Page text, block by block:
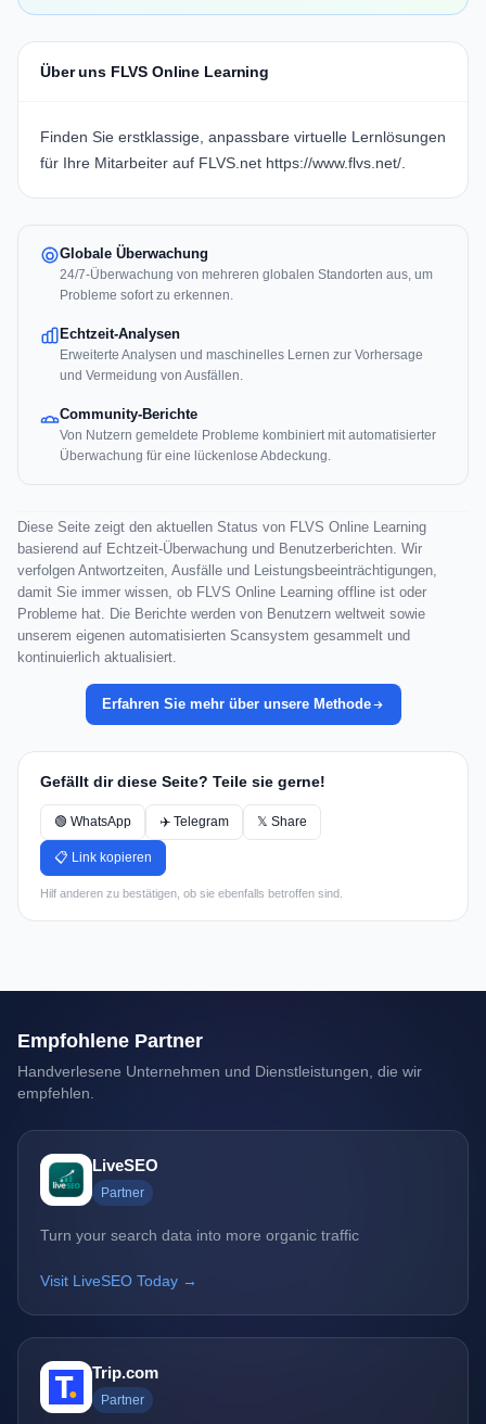
Über uns FLVS Online Learning
Finden Sie erstklassige, anpassbare virtuelle Lernlösungen
für Ihre Mitarbeiter auf FLVS.net https://www.flvs.net/.
Globale Überwachung
24/7-Überwachung von mehreren globalen Standorten aus, um
Probleme sofort zu erkennen.
Echtzeit-Analysen
Erweiterte Analysen und maschinelles Lernen zur Vorhersage
und Vermeidung von Ausfällen.
Community-Berichte
Von Nutzern gemeldete Probleme kombiniert mit automatisierter
Überwachung für eine lückenlose Abdeckung.
Diese Seite zeigt den aktuellen Status von FLVS Online Learning
basierend auf Echtzeit-Überwachung und Benutzerberichten. Wir
verfolgen Antwortzeiten, Ausfälle und Leistungsbeeinträchtigungen,
damit Sie immer wissen, ob FLVS Online Learning offline ist oder
Probleme hat. Die Berichte werden von Benutzern weltweit sowie
unserem eigenen automatisierten Scansystem gesammelt und
kontinuierlich aktualisiert.
Erfahren Sie mehr über unsere Methode
Gefällt dir diese Seite? Teile sie gerne!
🟢 WhatsApp ✈️ Telegram 𝕏 Share
📋 Link kopieren
Hilf anderen zu bestätigen, ob sie ebenfalls betroffen sind.
Empfohlene Partner
Handverlesene Unternehmen und Dienstleistungen, die wir
empfehlen.
LiveSEO
Partner
Turn your search data into more organic traffic
Visit LiveSEO Today →
Trip.com
Partner